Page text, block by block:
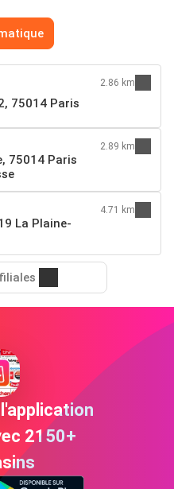
75014 Paris
2.86 km
75014 Paris
2.89 km
La Plaine-
4.71 km
2150+